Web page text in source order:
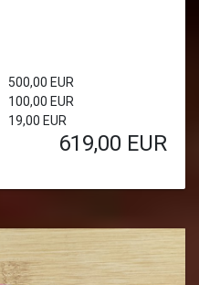
500,00 EUR
100,00 EUR
19,00 EUR
619,00 EUR